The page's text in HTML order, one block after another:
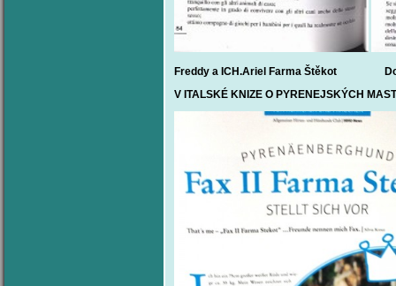
Freddy a ICH.Ariel Farma
V ITALSKÉ KNIZE O PYRENEJSKÝCH